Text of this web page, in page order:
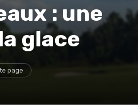
: une
glace
page